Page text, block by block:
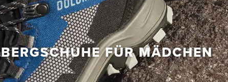
BERGSCHUHE FÜR MÄDCHEN